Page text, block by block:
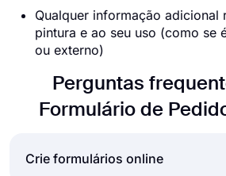
Qualquer informação adicional
pintura e ao seu uso (como se
ou externo)
Perguntas
Formulário de
Crie formulários online